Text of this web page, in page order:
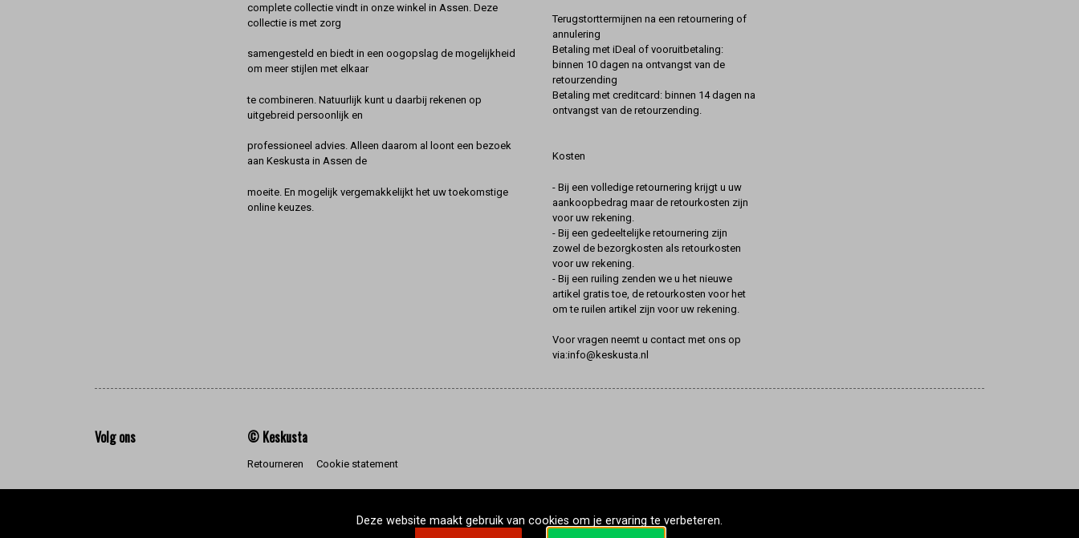
complete collectie vindt in onze winkel in Assen. Deze
collectie is met zorg
samengesteld en biedt in een oogopslag de mogelijkheid
om meer stijlen met elkaar
te combineren. Natuurlijk kunt u daarbij rekenen op
uitgebreid persoonlijk en
professioneel advies. Alleen daarom al loont een bezoek
aan Keskusta in Assen de
moeite. En mogelijk vergemakkelijkt het uw toekomstige
online keuzes.
Terugstorttermijnen na een retournering of
annulering
Betaling met iDeal of vooruitbetaling:
binnen 10 dagen na ontvangst van de
retourzending
Betaling met creditcard: binnen 14 dagen na
ontvangst van de retourzending.
Kosten
- Bij een volledige retournering krijgt u uw
aankoopbedrag maar de retourkosten zijn
voor uw rekening.
- Bij een gedeeltelijke retournering zijn
zowel de bezorgkosten als retourkosten
voor uw rekening.
- Bij een ruiling zenden we u het nieuwe
artikel gratis toe, de retourkosten voor het
om te ruilen artikel zijn voor uw rekening.
Voor vragen neemt u contact met ons op
via:info@keskusta.nl
Volg ons © Keskusta
Retourneren Cookie statement
Deze website maakt gebruik van cookies om je ervaring te verbeteren.